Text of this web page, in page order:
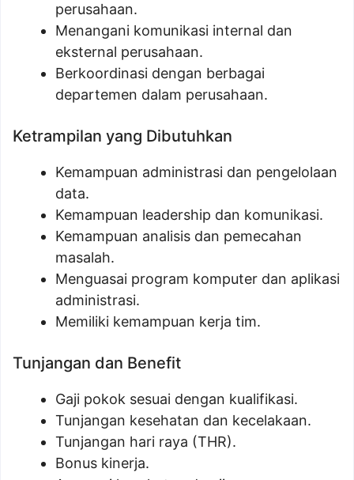
perusahaan.
Menangani komunikasi internal dan
eksternal perusahaan.
Berkoordinasi dengan berbagai
departemen dalam perusahaan.
Ketrampilan yang Dibutuhkan
Kemampuan administrasi dan pengelolaan
data.
Kemampuan leadership dan komunikasi.
Kemampuan analisis dan pemecahan
masalah.
Menguasai program komputer dan aplikasi
administrasi.
Memiliki kemampuan kerja tim.
Tunjangan dan Benefit
Gaji pokok sesuai dengan kualifikasi.
Tunjangan kesehatan dan kecelakaan.
Tunjangan hari raya (THR).
Bonus kinerja.